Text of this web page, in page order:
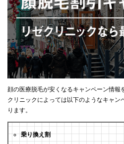
顔の医療脱毛が安くなるキャンペーン情報
クリニックによっては以下のようなキャン
ります。
乗り換え割